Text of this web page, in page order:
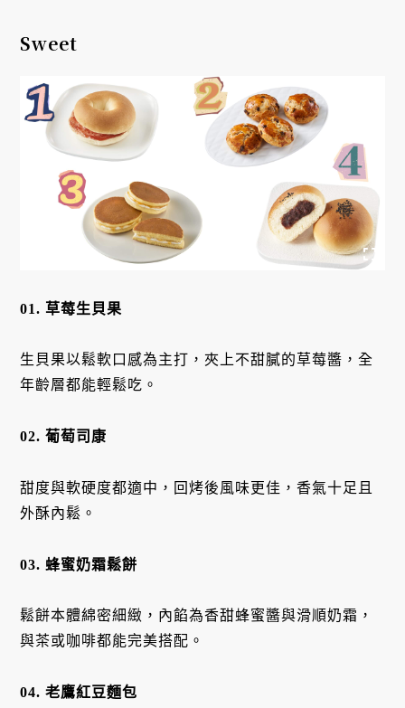
Sweet
01. 草莓生貝果
生貝果以鬆軟口感為主打，夾上不甜膩的草莓醬，全
年齡層都能輕鬆吃。
02. 葡萄司康
甜度與軟硬度都適中，回烤後風味更佳，香氣十足且
外酥內鬆。
03. 蜂蜜奶霜鬆餅
鬆餅本體綿密細緻，內餡為香甜蜂蜜醬與滑順奶霜，
與茶或咖啡都能完美搭配。
04. 老鷹紅豆麵包